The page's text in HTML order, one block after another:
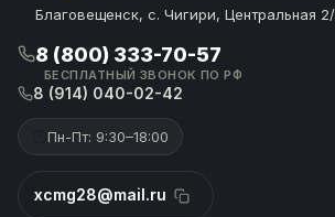
Благовещенск, с. Чигири, Центральная
8 (800) 333-70-57
БЕСПЛАТНЫЙ ЗВОНОК ПО РФ
8 (914) 040-02-42
Пн-Пт: 9:30–18:00
xcmg28@mail.ru